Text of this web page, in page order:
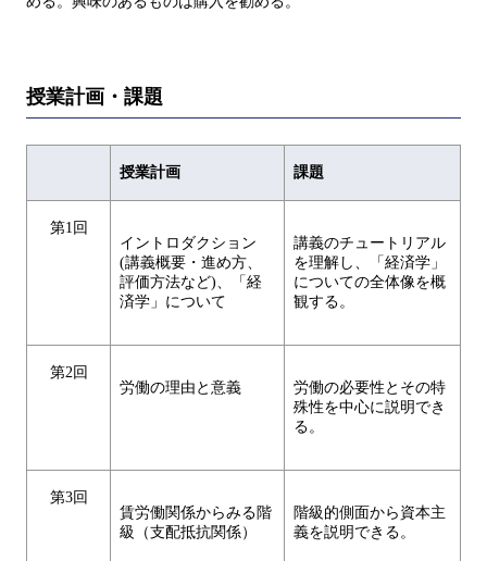
授業計画・課題
授業計画 課題
第1回
イントロダクション
(講義概要・進め方、
評価方法など)、「経
済学」について
講義のチュートリアル
を理解し、「経済学」
についての全体像を概
観する。
第2回
労働の理由と意義
労働の必要性とその特
殊性を中心に説明でき
る。
第3回
賃労働関係からみる階
級（支配抵抗関係）
階級的側面から資本主
義を説明できる。